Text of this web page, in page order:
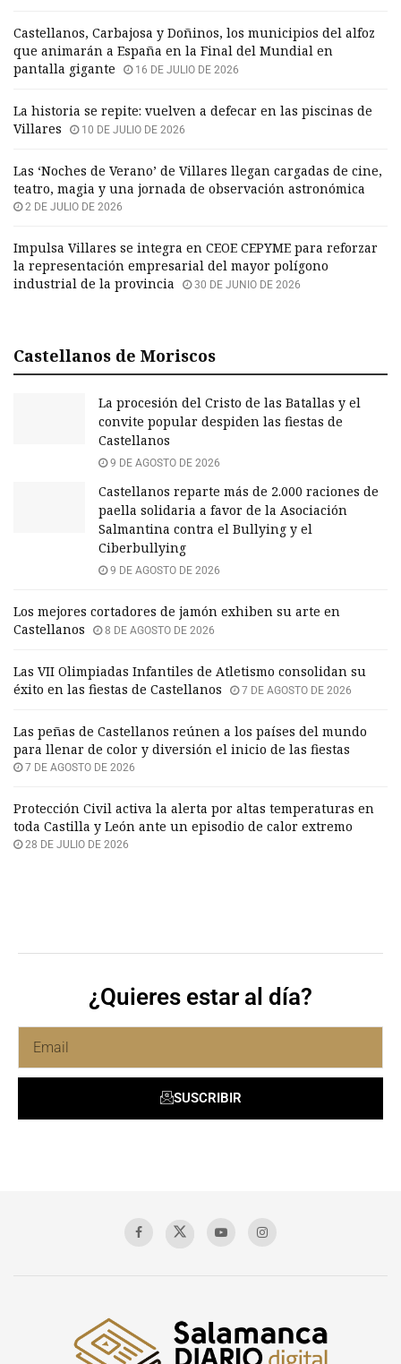
Castellanos, Carbajosa y Doñinos, los municipios del alfoz
que animarán a España en la Final del Mundial en
pantalla gigante
16 DE JULIO DE 2026
La historia se repite: vuelven a defecar en las piscinas de
Villares
10 DE JULIO DE 2026
Las ‘Noches de Verano’ de Villares llegan cargadas de cine,
teatro, magia y una jornada de observación astronómica
2 DE JULIO DE 2026
Impulsa Villares se integra en CEOE CEPYME para reforzar
la representación empresarial del mayor polígono
industrial de la provincia
30 DE JUNIO DE 2026
Castellanos de Moriscos
La procesión del Cristo de las Batallas y el
convite popular despiden las fiestas de
Castellanos
9 DE AGOSTO DE 2026
Castellanos reparte más de 2.000 raciones de
paella solidaria a favor de la Asociación
Salmantina contra el Bullying y el
Ciberbullying
9 DE AGOSTO DE 2026
Los mejores cortadores de jamón exhiben su arte en
Castellanos
8 DE AGOSTO DE 2026
Las VII Olimpiadas Infantiles de Atletismo consolidan su
éxito en las fiestas de Castellanos
7 DE AGOSTO DE 2026
Las peñas de Castellanos reúnen a los países del mundo
para llenar de color y diversión el inicio de las fiestas
7 DE AGOSTO DE 2026
Protección Civil activa la alerta por altas temperaturas en
toda Castilla y León ante un episodio de calor extremo
28 DE JULIO DE 2026
¿Quieres estar al día?
SUSCRIBIR